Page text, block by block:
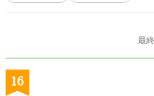
最
16